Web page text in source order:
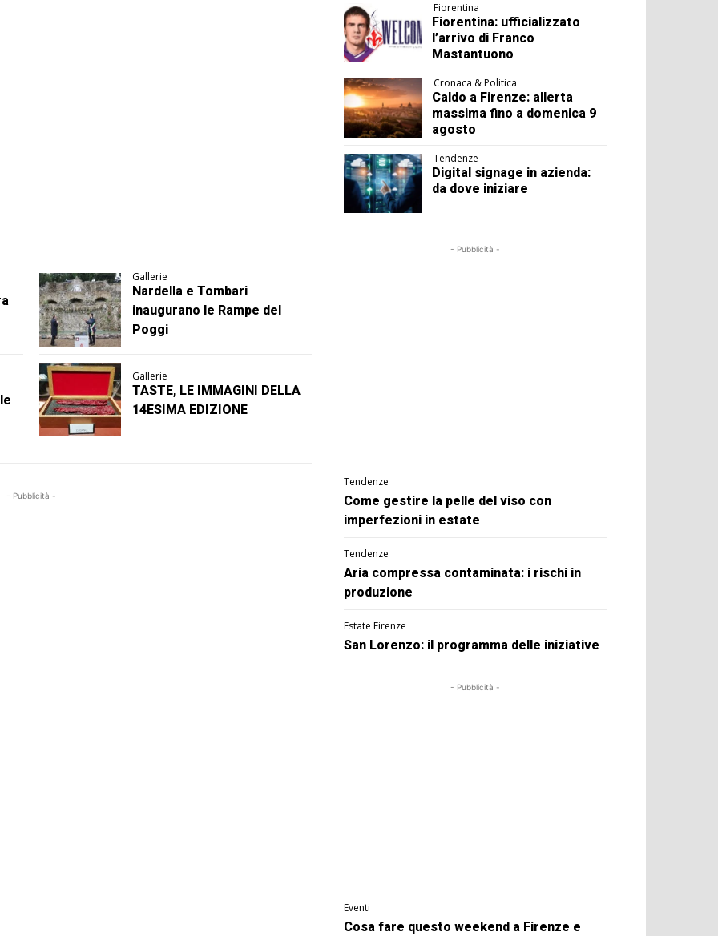
Gallerie
Nardella e Tombari
inaugurano le Rampe del
Poggi
Gallerie
TASTE, LE IMMAGINI DELLA
14ESIMA EDIZIONE
- Pubblicità -
Fiorentina
Fiorentina: ufficializzato
l’arrivo di Franco
Mastantuono
Cronaca & Politica
Caldo a Firenze: allerta
massima fino a domenica 9
agosto
Tendenze
Digital signage in azienda:
da dove iniziare
- Pubblicità -
Tendenze
Come gestire la pelle del viso con
imperfezioni in estate
Tendenze
Aria compressa contaminata: i rischi in
produzione
Estate Firenze
San Lorenzo: il programma delle iniziative
- Pubblicità -
Eventi
Cosa fare questo weekend a Firenze e